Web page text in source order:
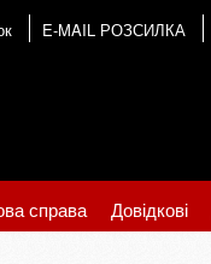
E-MAIL РОЗСИЛКА
справа Довідкові